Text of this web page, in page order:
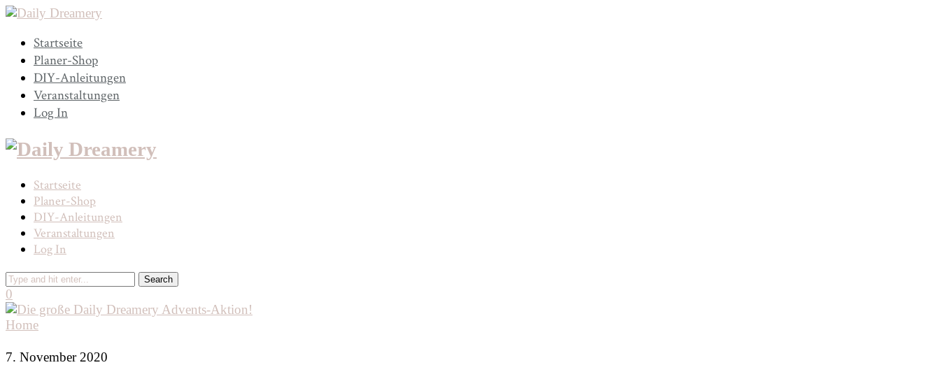
Startseite
Planer-Shop
DIY-Anleitungen
Veranstaltungen
Log In
Startseite
Planer-Shop
DIY-Anleitungen
Veranstaltungen
Log In
0
Home
7. November 2020